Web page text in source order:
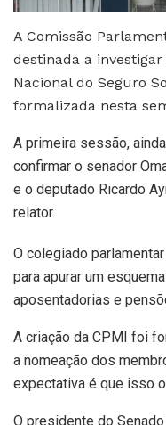
A Comissão
destinada a
Nacional do Seguro
formalizada nesta
A primeira sessão,
confirmar o senador
e o deputado Ricardo
relator.
O colegiado
para apurar um
aposentadorias e
A criação da CPMI foi
a nomeação dos
expectativa é que isso
O presidente do